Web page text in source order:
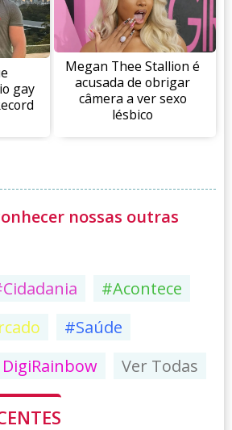
gay
Megan Thee Stallion é
acusada de obrigar
câmera a ver sexo
lésbico
nossas outras
#Acontece
#Saúde
DigiRainbow Ver Todas